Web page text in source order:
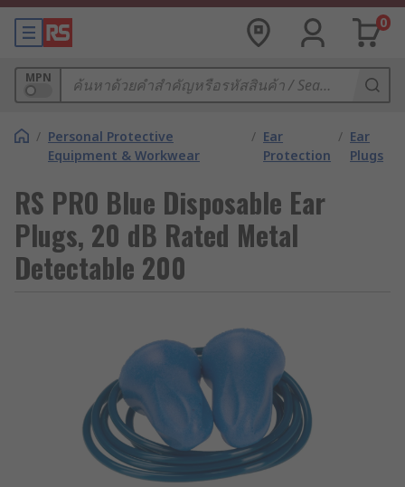
0
MPN
/ Personal Protective
Equipment & Workwear
/ Ear
Protection
/ Ear
Plugs
RS PRO Blue Disposable Ear
Plugs, 20 dB Rated Metal
Detectable 200